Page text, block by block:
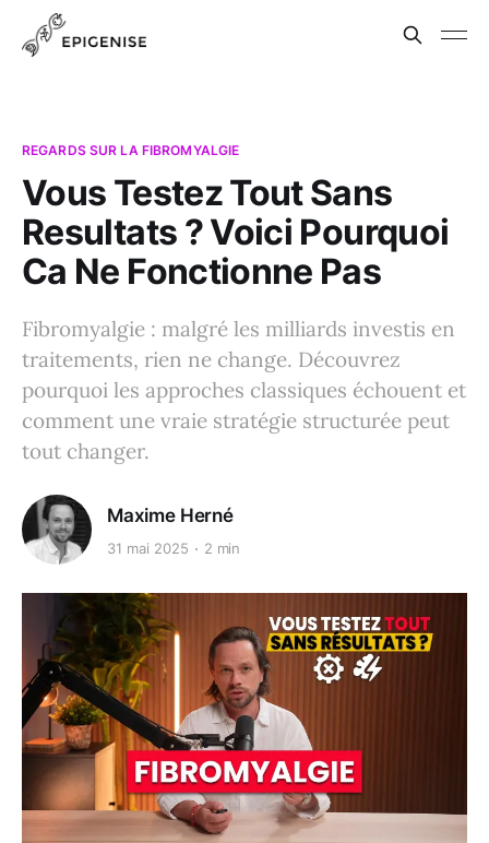
REGARDS SUR LA FIBROMYALGIE
Vous Testez Tout Sans
Resultats ? Voici Pourquoi
Ca Ne Fonctionne Pas
Fibromyalgie : malgré les milliards investis en
traitements, rien ne change. Découvrez
pourquoi les approches classiques échouent et
comment une vraie stratégie structurée peut
tout changer.
Maxime Herné
31 mai 2025 2 min